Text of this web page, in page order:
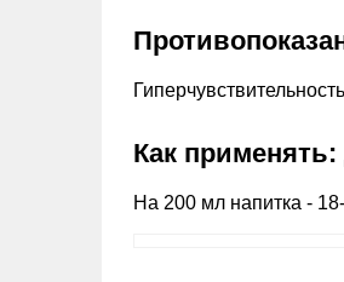
Как
На 200 мл напитка -